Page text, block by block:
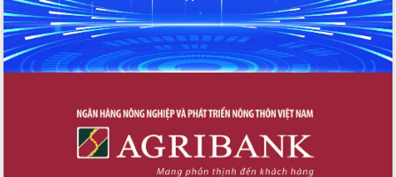
Quyết liệt cải cách hành chính, khơi
thông nguồn lực phát triển
Nâng cao hiệu lực, hiệu quả HĐND
tỉnh thông qua hiện đại hóa hành chính
chuyển đổi số
Phó Chủ tịch Thường trực UBND tỉnh
Hồ Thị Nguyên Thảo làm việc tại Trung
tâm Phục vụ hành chính công xã Ea